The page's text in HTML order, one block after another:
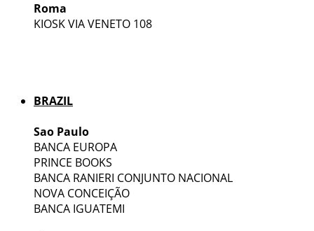
Roma
KIOSK VIA VENETO 108
BRAZIL
Sao Paulo
BANCA EUROPA
PRINCE BOOKS
BANCA RANIERI CONJUNTO NACIONAL
NOVA CONCEIÇÃO
BANCA IGUATEMI